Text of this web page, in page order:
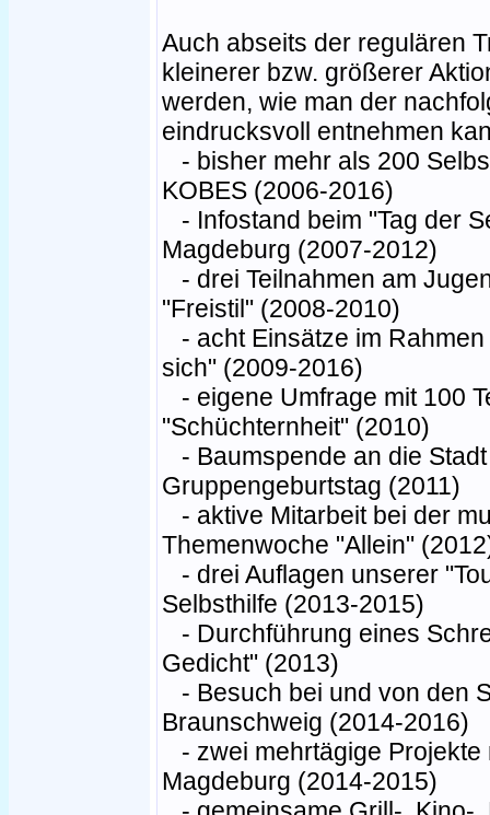
Auch abseits der regulären
kleinerer bzw. größerer
werden, wie man der
eindrucksvoll entnehmen
- bisher mehr als 200
KOBES (2006-2016)
- Infostand beim "Tag der
Magdeburg (2007-2012)
- drei Teilnahmen am
"Freistil" (2008-2010)
- acht Einsätze im
sich" (2009-2016)
- eigene Umfrage mit 100
"Schüchternheit" (2010)
- Baumspende an die
Gruppengeburtstag (2011)
- aktive Mitarbeit bei der
Themenwoche "Allein"
- drei Auflagen unserer
Selbsthilfe (2013-2015)
- Durchführung eines
Gedicht" (2013)
- Besuch bei und von den
Braunschweig (2014-2016)
- zwei mehrtägige Projekte
Magdeburg (2014-2015)